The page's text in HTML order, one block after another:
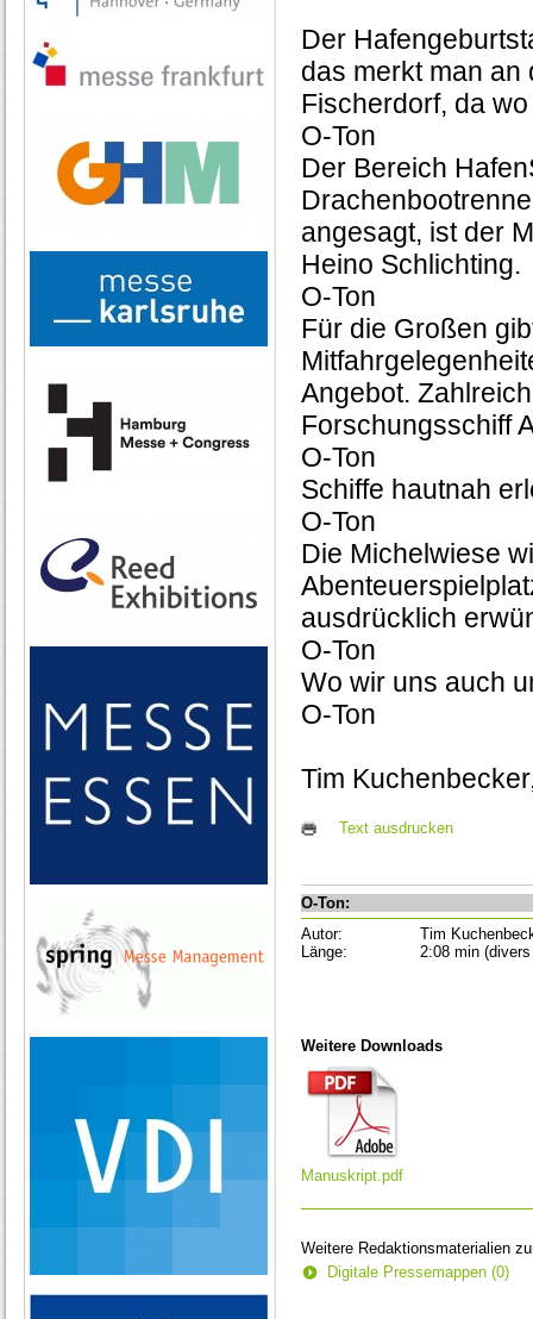
Der
das merkt man an
Fischerdorf, da
O-Ton
Der Bereich
angesagt, ist der
Heino Schlichting.
O-Ton
Für die Großen
Angebot.
Forschungsschiff
O-Ton
Schiffe hautnah
O-Ton
Die Michelwiese
ausdrücklich
O-Ton
Wo wir uns auch
O-Ton
Tim
Text ausdrucken
O-Ton:
Autor:
Tim
Länge:
2:08 min
Weitere Downloads
Manuskript.pdf
Weitere Redaktionsmaterialien
Digitale Pressemappen (0)